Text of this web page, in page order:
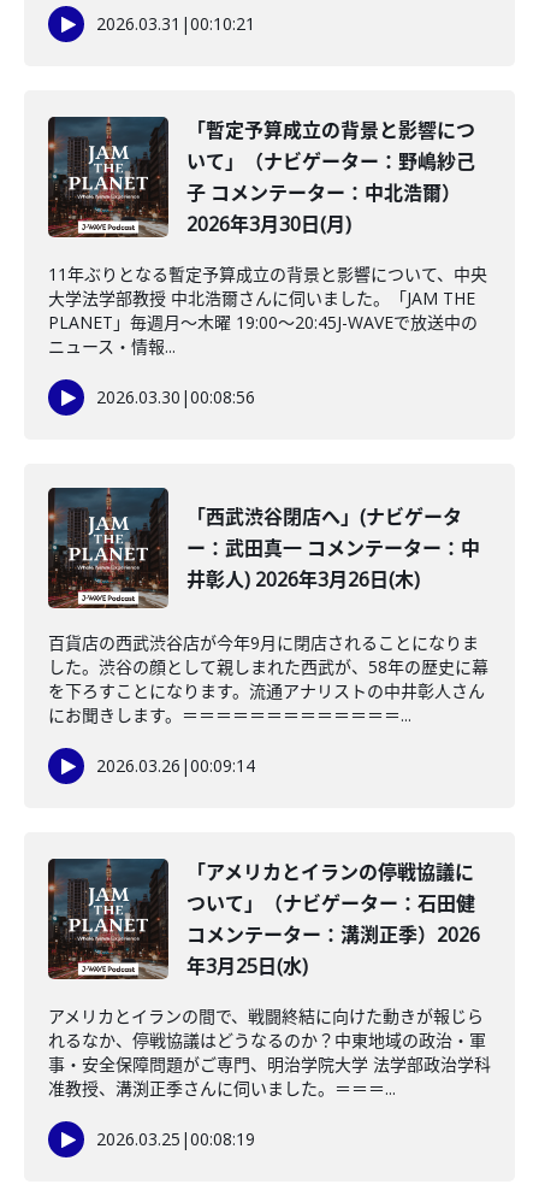
2026.03.31 |00:10:21
「暫定予算成立の背景と影響につ
いて」（ナビゲーター：野嶋紗己
子 コメンテーター：中北浩爾）
2026年3月30日(月)
11年ぶりとなる暫定予算成立の背景と影響について、中央
大学法学部教授 中北浩爾さんに伺いました。「JAM THE
PLANET」毎週月～木曜 19:00～20:45J-WAVEで放送中の
ニュース・情報...
2026.03.30 |00:08:56
「西武渋谷閉店へ」(ナビゲータ
ー：武田真一 コメンテーター：中
井彰人) 2026年3月26日(木)
百貨店の西武渋谷店が今年9月に閉店されることになりま
した。渋谷の顔として親しまれた西武が、58年の歴史に幕
を下ろすことになります。流通アナリストの中井彰人さん
にお聞きします。＝＝＝＝＝＝＝＝＝＝＝＝＝...
2026.03.26 |00:09:14
「アメリカとイランの停戦協議に
ついて」（ナビゲーター：石田健
コメンテーター：溝渕正季）2026
年3月25日(水)
アメリカとイランの間で、戦闘終結に向けた動きが報じら
れるなか、停戦協議はどうなるのか？中東地域の政治・軍
事・安全保障問題がご専門、明治学院大学 法学部政治学科
准教授、溝渕正季さんに伺いました。＝＝＝...
2026.03.25 |00:08:19